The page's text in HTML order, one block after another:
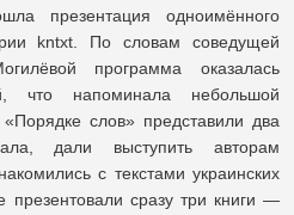
презентация одноимённого
kntxt. По словам соведущей
программа оказалась
что напоминала небольшой
слов» представили два
дали выступить авторам
с текстами украинских
презентовали сразу три книги —